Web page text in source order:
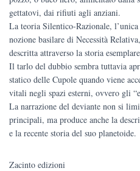
gettatovi, dai rifiuti agli anziani.
La teoria Silentico-Razionale,
nozione basilare di Necessità
descritta attraverso la storia
Il tarlo del dubbio sembra tuttavia
statico delle Cupole quando viene
vitali negli spazi esterni, ovvero gli
La narrazione del deviante non si
principali, ma produce anche la
e la recente storia del suo planetoide.
Zacinto edizioni